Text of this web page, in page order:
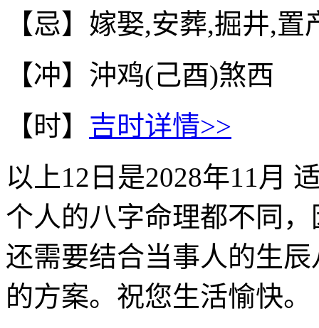
【忌】嫁娶,安葬,掘井,置
【冲】沖鸡(己酉)煞西
【时】 吉时详情>>
以上12 日是2028年11月
个人的八字命理都不同
还需要结合当事人的生
的方案。祝您生活愉快。